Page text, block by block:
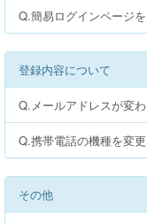
Q.簡易ログインページ
登録内容について
Q.メールアドレスが変わ
Q.携帯電話の機種を変
その他